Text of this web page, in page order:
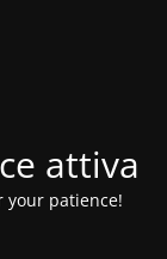
attiva
your patience!